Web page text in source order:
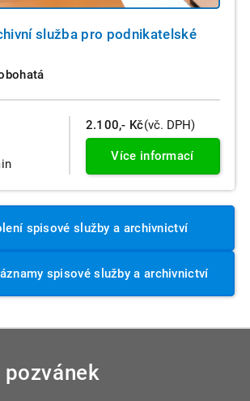
služba pro podnikatelské
2.100,- Kč(vč. DPH)
Více informací
spisové služby a archivnictví
spisové služby a archivnictví
pozvánek